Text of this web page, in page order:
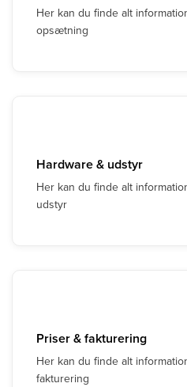
Her kan du finde alt
opsætning
Hardware & udstyr
Her kan du finde alt
udstyr
Priser & fakturering
Her kan du finde alt
fakturering